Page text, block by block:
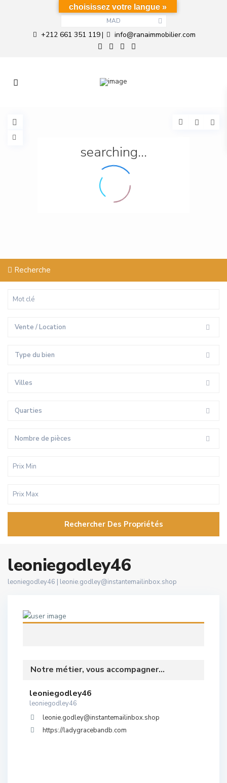
MAD
+212 661 351 119| info@ranaimmobilier.com
searching...
Recherche
Vente / Location
Type du bien
Villes
Quarties
Nombre de pièces
Rechercher Des Propriétés
leoniegodley46
leoniegodley46 | leonie.godley@instantemailinbox.shop
Notre métier, vous accompagner...
leoniegodley46
leoniegodley46
leonie.godley@instantemailinbox.shop
https://ladygracebandb.com
choisissez votre langue »